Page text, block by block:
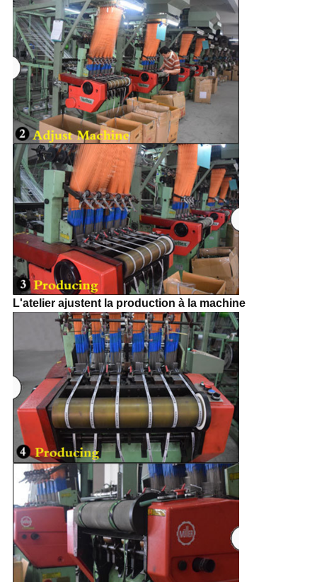
L'atelier ajustent la production à la machine